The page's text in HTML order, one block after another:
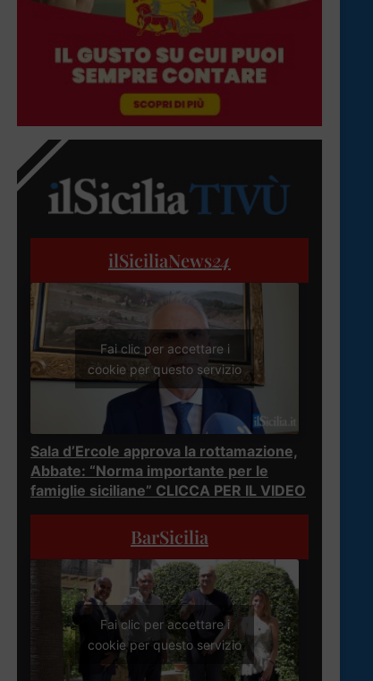
ilSiciliaNews24
Fai clic per accettare i
cookie per questo servizio
Sala d’Ercole approva la rottamazione,
Abbate: “Norma importante per le
famiglie siciliane” CLICCA PER IL VIDEO
BarSicilia
Fai clic per accettare i
cookie per questo servizio